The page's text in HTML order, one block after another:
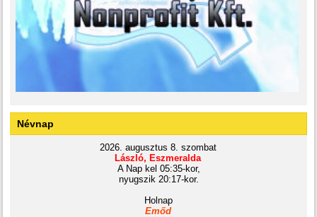
Névnap
2026. augusztus 8. szombat
László, Eszmeralda
A Nap kel 05:35-kor,
nyugszik 20:17-kor.
Holnap
Emőd